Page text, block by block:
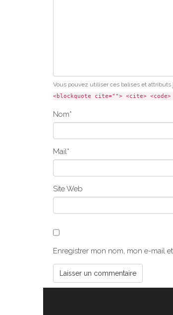
Vous pouvez utiliser ces balises et attributs
<blockquote cite=""> <cite>
Nom*
Mail*
Site Web
Enregistrer mon nom, mon e-mail